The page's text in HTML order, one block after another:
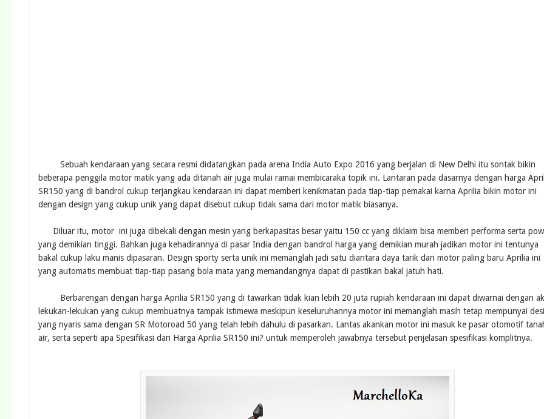
Sebuah kendaraan yang secara resmi didatangkan pada arena India Auto Expo 2016 yang berjalan di New Delhi itu sontak bikin
beberapa penggila motor matik yang ada ditanah air juga mulai ramai membicaraka topik ini. Lantaran pada dasarnya dengan harga
SR150 yang di bandrol cukup terjangkau kendaraan ini dapat memberi kenikmatan pada tiap-tiap pemakai karna Aprilia bikin motor ini
dengan design yang cukup unik yang dapat disebut cukup tidak sama dari motor matik biasanya.
Diluar itu, motor ini juga dibekali dengan mesin yang berkapasitas besar yaitu 150 cc yang diklaim bisa memberi performa serta
yang demikian tinggi. Bahkan juga kehadirannya di pasar India dengan bandrol harga yang demikian murah jadikan motor ini tentunya
bakal cukup laku manis dipasaran. Design sporty serta unik ini memanglah jadi satu diantara daya tarik dari motor paling baru Aprilia ini
yang automatis membuat tiap-tiap pasang bola mata yang memandangnya dapat di pastikan bakal jatuh hati.
Berbarengan dengan harga Aprilia SR150 yang di tawarkan tidak kian lebih 20 juta rupiah kendaraan ini dapat diwarnai dengan
lekukan-lekukan yang cukup membuatnya tampak istimewa meskipun keseluruhannya motor ini memanglah masih tetap mempunyai
yang nyaris sama dengan SR Motoroad 50 yang telah lebih dahulu di pasarkan. Lantas akankan motor ini masuk ke pasar otomotif
air, serta seperti apa Spesifikasi dan Harga Aprilia SR150 ini? untuk memperoleh jawabnya tersebut penjelasan spesifikasi komplitnya.